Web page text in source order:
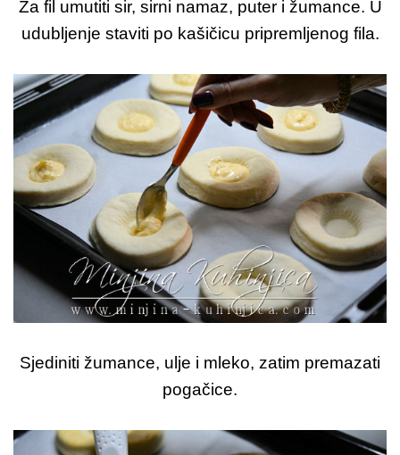
Za fil umutiti sir, sirni namaz, puter i žumance. U
udubljenje staviti po kašičicu pripremljenog fila.
Sjediniti žumance, ulje i mleko, zatim premazati
pogačice.